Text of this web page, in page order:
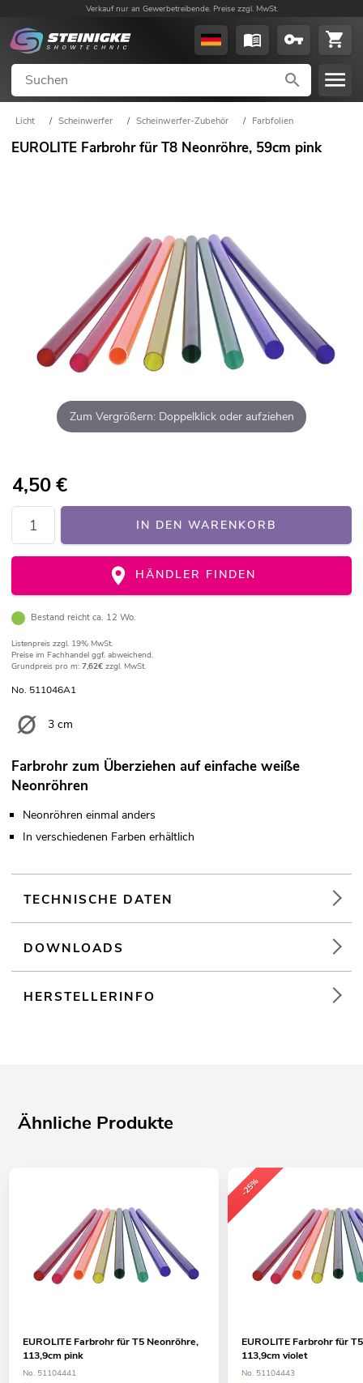
Verkauf nur an Gewerbetreibende. Preise zzgl. MwSt.
Licht / Scheinwerfer / Scheinwerfer-Zubehör / Farbfolien
EUROLITE Farbrohr für T8 Neonröhre, 59cm pink
Zum Vergrößern: Doppelklick oder aufziehen
4,50€
IN DEN WARENKORB
HÄNDLER FINDEN
Bestand reicht ca. 12 Wo.
Listenpreis zzgl. 19% MwSt.
Preise im Fachhandel ggf. abweichend.
Grundpreis pro m: 7,62€ zzgl. MwSt.
No. 511046A1
3 cm
Farbrohr zum Überziehen auf einfache weiße
Neonröhren
Neonröhren einmal anders
In verschiedenen Farben erhältlich
TECHNISCHE DATEN
DOWNLOADS
HERSTELLERINFO
Ähnliche Produkte
EUROLITE Farbrohr für T5 Neonröhre,
113,9cm pink
No. 51104441
-25%
EUROLITE Farbrohr für
113,9cm violet
No. 51104443